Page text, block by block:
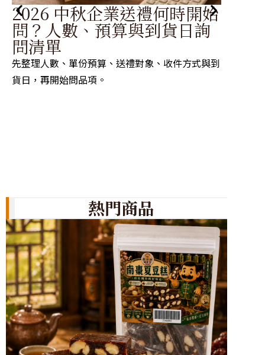
2026 中秋企業送禮何時開始
問？人數、預算與到貨日詢
問清單
先整理人數、單份預算、送禮對象、收件方式與到
貨日，再開始問品項。
熱門商品